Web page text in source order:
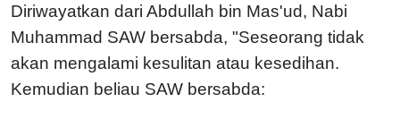
Diriwayatkan dari Abdullah bin Mas'ud, Nabi
Muhammad SAW bersabda, "Seseorang tidak
akan mengalami kesulitan atau kesedihan.
Kemudian beliau SAW bersabda: